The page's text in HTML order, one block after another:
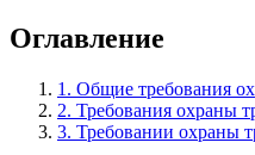
Оглавление
1. Общие требования
2. Требования охраны
3. Требовании охраны